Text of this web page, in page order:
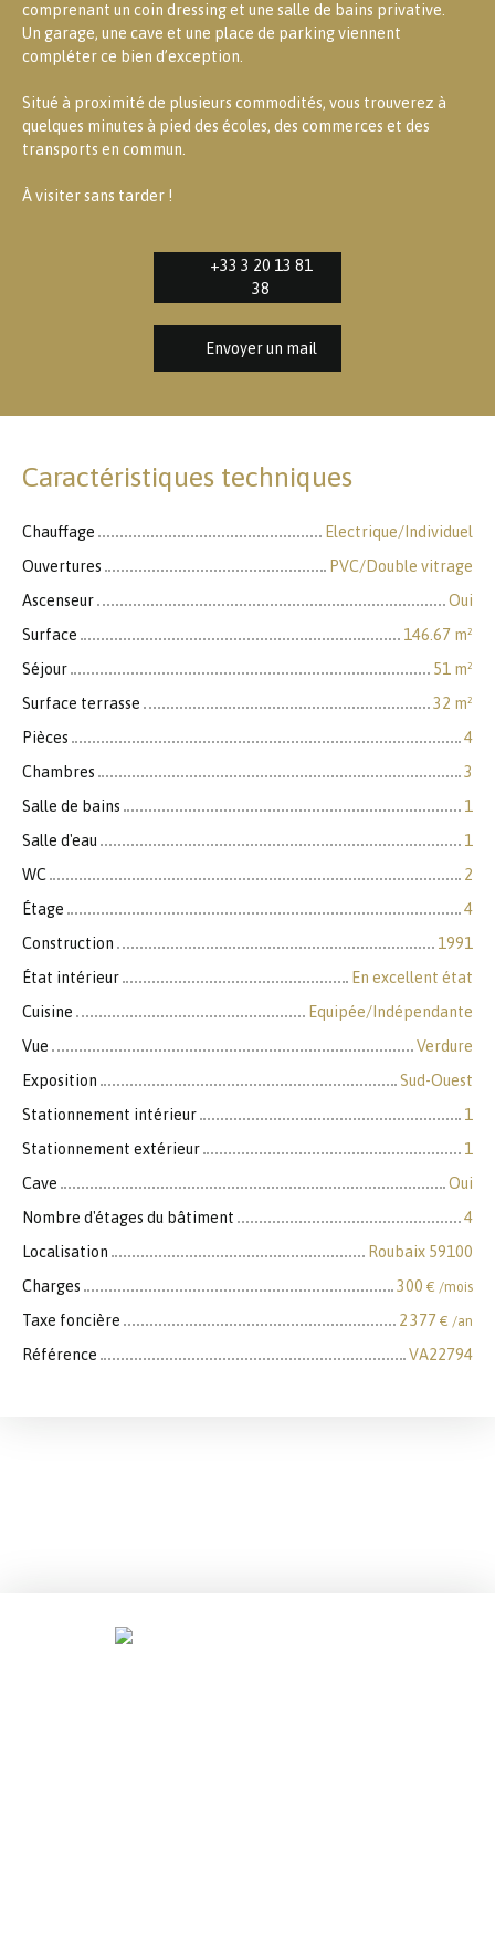
comprenant un coin dressing et une salle de bains privative.
Un garage, une cave et une place de parking viennent
compléter ce bien d’exception.
Situé à proximité de plusieurs commodités, vous trouverez à
quelques minutes à pied des écoles, des commerces et des
transports en commun.
À visiter sans tarder !
+33 3 20 13 81
38
Envoyer un mail
Caractéristiques techniques
Chauffage
Electrique/Individuel
Ouvertures
PVC/Double vitrage
Ascenseur
Oui
Surface
146.67 m²
Séjour
51 m²
Surface terrasse
32 m²
Pièces
4
Chambres
3
Salle de bains
1
Salle d'eau
1
WC
2
Étage
4
Construction
1991
État intérieur
En excellent état
Cuisine
Equipée/Indépendante
Vue
Verdure
Exposition
Sud-Ouest
Stationnement intérieur
1
Stationnement extérieur
1
Cave
Oui
Nombre d'étages du bâtiment
4
Localisation
Roubaix 59100
Charges
300 € /mois
Taxe foncière 2 377 € /an
Référence VA22794